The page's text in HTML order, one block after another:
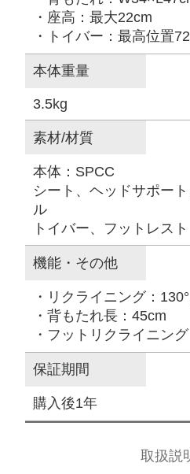
・座高：最大22cm
・トイバー：最高位置
本体重量
3.5kg
素材/材質
本体：SPCC
シート、ヘッドサポー
ル
トイバー、フットレス
機能・その他
・リクライニング：
・背もたれ長：45cm
・フットリクライニン
保証期間
購入後1年
取扱説